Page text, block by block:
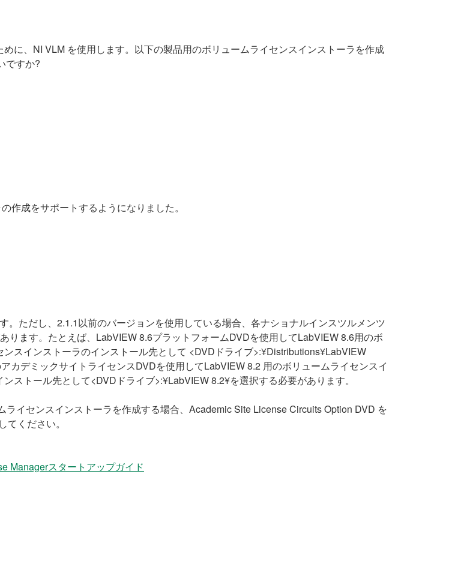
に、NI VLM を使用します。以下の製品用のボリュームライセンスインストーラを作成
ですか?
作成をサポートするようになりました。
ただし、2.1.1以前のバージョンを使用している場合、各ナショナルインスツルメンツ
ます。たとえば、LabVIEW 8.6プラットフォームDVDを使用してLabVIEW 8.6用のボ
スインストーラのインストール先として <DVDドライブ>:¥Distributions¥LabVIEW
デミックサイトライセンスDVDを使用してLabVIEW 8.2 用のボリュームライセンスイ
ストール先として<DVDドライブ>:¥LabVIEW 8.2¥を選択する必要があります。
イセンスインストーラを作成する場合、Academic Site License Circuits Option DVD を
ください。
Managerスタートアップガイド